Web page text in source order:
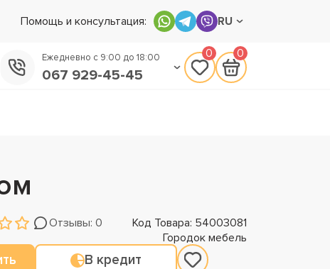
Помощь и консультация: RU
Ежедневно с 9:00 до 18:00
067 929-45-45
0 0
Отзывы: 0 Код Товара: 54003081
Городок мебель
В кредит